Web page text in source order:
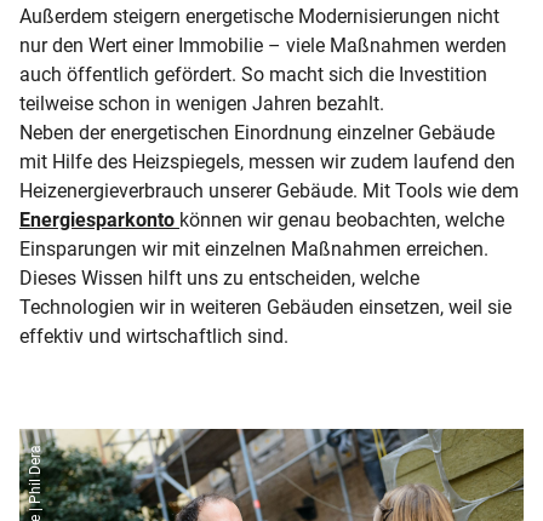
Außerdem steigern energetische Modernisierungen nicht
nur den Wert einer Immobilie – viele Maßnahmen werden
auch öffentlich gefördert. So macht sich die Investition
teilweise schon in wenigen Jahren bezahlt.
Neben der energetischen Einordnung einzelner Gebäude
mit Hilfe des Heizspiegels, messen wir zudem laufend den
Heizenergieverbrauch unserer Gebäude. Mit Tools wie dem
Energiesparkonto können wir genau beobachten, welche
Einsparungen wir mit einzelnen Maßnahmen erreichen.
Dieses Wissen hilft uns zu entscheiden, welche
Technologien wir in weiteren Gebäuden einsetzen, weil sie
effektiv und wirtschaftlich sind.